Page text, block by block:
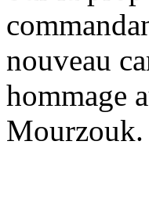
nouveau
hommage
Mourzouk.